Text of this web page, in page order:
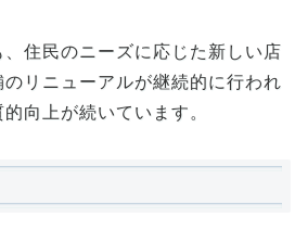
住民のニーズに応じた新しい店
リニューアルが継続的に行われ
向上が続いています。